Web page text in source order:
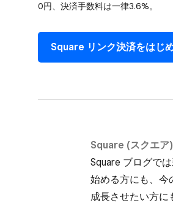
0円、​決済手数料は​一律3.6%。
Square リンク決済を​はじ
Square (スクエア)
Square ブログで
始める方にも、​今
成長させたい方に